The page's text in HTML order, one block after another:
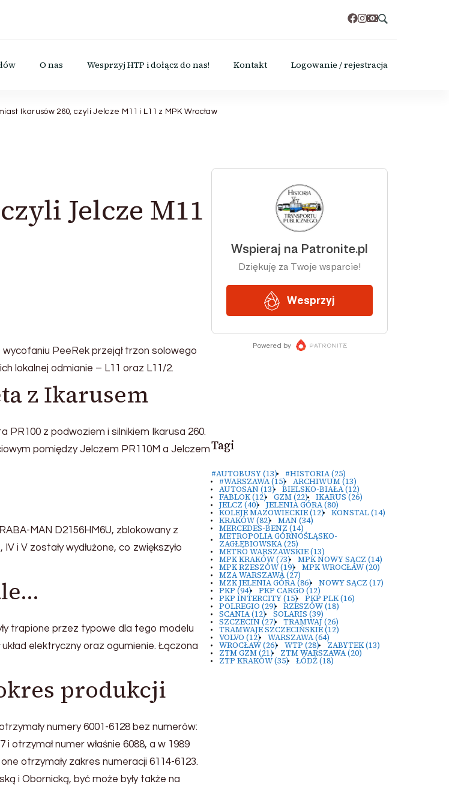
O nas Wesprzyj HTP i dołącz do nas! Kontakt Logowanie / rejestracja
Ikarusów 260, czyli Jelcze M11 i L11 z MPK Wrocław
Jelcze M11
PeeRek przejął trzon solowego
lokalnej odmianie – L11 oraz L11/2.
z Ikarusem
z podwoziem i silnikiem Ikarusa 260.
pomiędzy Jelczem PR110M a Jelczem
MAN D2156HM6U, zblokowany z
i V zostały wydłużone, co zwiększyło
trapione przez typowe dla tego modelu
elektryczny oraz ogumienie. Łączona
produkcji
numery 6001-6128 bez numerów:
i otrzymał numer właśnie 6088, a w 1989
otrzymały zakres numeracji 6114-6123.
i Obornicką, być może były także na
Tagi
#AUTOBUSY(13) #HISTORIA(25)
#WARSZAWA(15) ARCHIWUM(13)
AUTOSAN(13) BIELSKO-BIAŁA(12)
FABLOK(12) GZM(22) IKARUS(26)
JELCZ (40) JELENIA GÓRA(80)
KOLEJE MAZOWIECKIE(12) KONSTAL(14)
KRAKÓW(82) MAN(34)
MERCEDES-BENZ (14)
METROPOLIA GÓRNOŚLĄSKO-
ZAGŁĘBIOWSKA(25)
METRO WARSZAWSKIE(13)
MPK KRAKÓW(73) MPK NOWY SĄCZ (14)
MPK RZESZÓW(19) MPK WROCŁAW(20)
MZA WARSZAWA(27)
MZK JELENIA GÓRA(86) NOWY SĄCZ (17)
PKP (94) PKP CARGO (12)
PKP INTERCITY(15) PKP PLK(16)
POLREGIO (29) RZESZÓW(18)
SCANIA(12) SOLARIS (39)
SZCZECIN(27) TRAMWAJ(26)
TRAMWAJE SZCZECIŃSKIE(12)
VOLVO (12) WARSZAWA(64)
WROCŁAW(26) WTP (28) ZABYTEK(13)
ZTM GZM(21) ZTM WARSZAWA(20)
ZTP KRAKÓW(35) ŁÓDŹ(18)